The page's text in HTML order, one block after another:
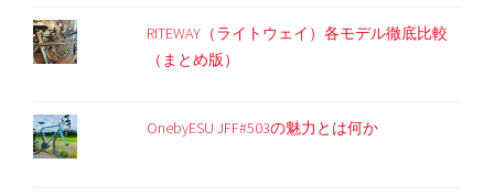
RITEWAY（ライトウェイ）各モデル徹底比較
（まとめ版）
OnebyESU JFF#503の魅力とは何か